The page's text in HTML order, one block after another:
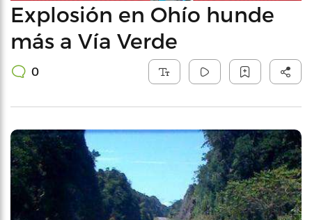
Explosión en Ohío hunde
más a Vía Verde
0